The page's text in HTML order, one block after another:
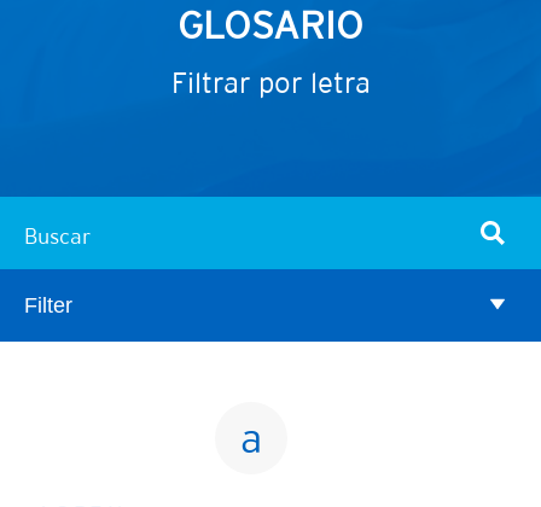
GLOSARIO
Filtrar por letra
Buscar
Filter
a